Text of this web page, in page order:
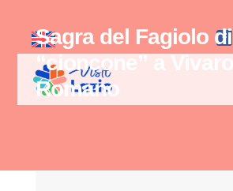
Sagra del Fagiolo di
“cioncone” a Vivaro
Romano